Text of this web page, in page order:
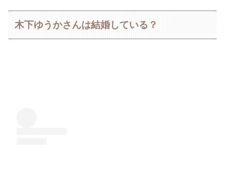
木下ゆうかさんは結婚している？